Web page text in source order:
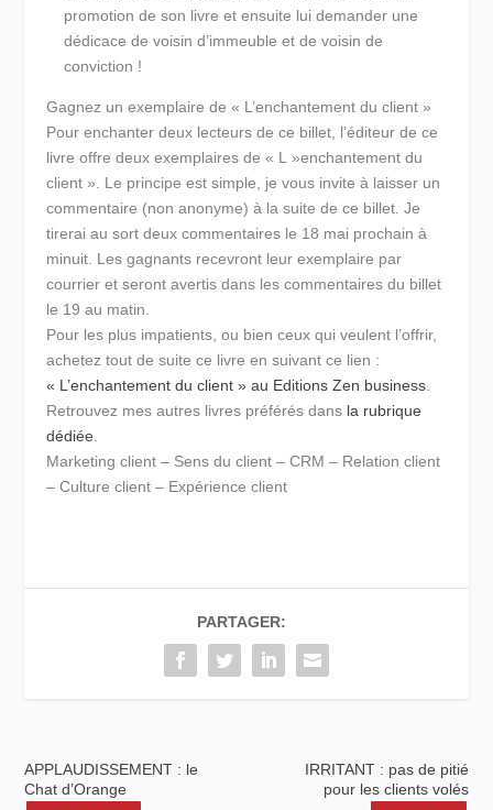
promotion de son livre et ensuite lui demander une
dédicace de voisin d’immeuble et de voisin de
conviction !
Gagnez un exemplaire de « L’enchantement du client »
Pour enchanter deux lecteurs de ce billet, l’éditeur de ce
livre offre deux exemplaires de « L »enchantement du
client ». Le principe est simple, je vous invite à laisser un
commentaire (non anonyme) à la suite de ce billet. Je
tirerai au sort deux commentaires le 18 mai prochain à
minuit. Les gagnants recevront leur exemplaire par
courrier et seront avertis dans les commentaires du billet
le 19 au matin.
Pour les plus impatients, ou bien ceux qui veulent l’offrir,
achetez tout de suite ce livre en suivant ce lien :
« L’enchantement du client » au Editions Zen business
Retrouvez mes autres livres préférés dans la rubrique
dédiée
Marketing client – Sens du client – CRM – Relation client
– Culture client – Expérience client
PARTAGER:
APPLAUDISSEMENT : le
Chat d’Orange
IRRITANT : pas de pitié
pour les clients volés